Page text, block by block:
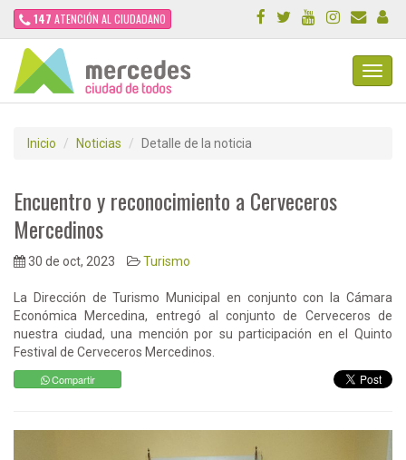
147 ATENCIÓN AL CIUDADANO
Inicio Noticias Detalle de la noticia
Encuentro y reconocimiento a Cerveceros
Mercedinos
30 de oct, 2023 Turismo
La Dirección de Turismo Municipal en conjunto con la Cámara
Económica Mercedina, entregó al conjunto de Cerveceros de
nuestra ciudad, una mención por su participación en el Quinto
Festival de Cerveceros Mercedinos.
Compartir